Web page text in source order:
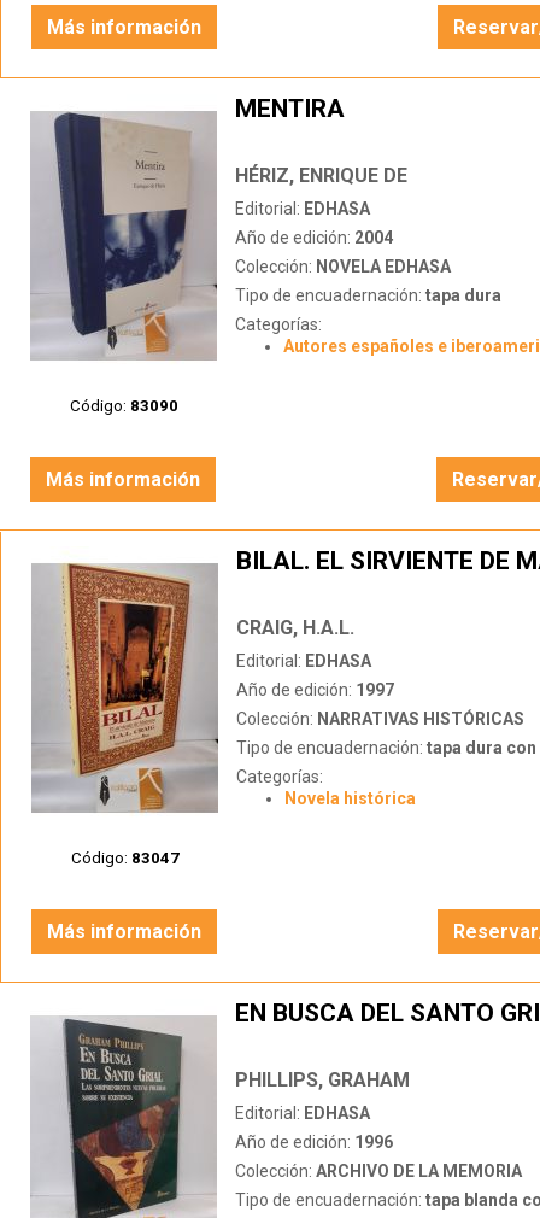
Más información
Código: 83090
MENTIRA
HÉRIZ, ENRIQUE DE
Editorial: EDHASA
Año de edición: 2004
Colección: NOVELA EDHASA
Tipo de encuadernación: tapa dura
Categorías:
Autores españoles e
Más información
Código: 83047
BILAL. EL SIRVIENTE DE
CRAIG, H.A.L.
Editorial: EDHASA
Año de edición: 1997
Colección: NARRATIVAS HISTÓRICAS
Tipo de encuadernación: tapa dura con
Categorías:
Novela histórica
Más información
EN BUSCA DEL SANTO
PHILLIPS, GRAHAM
Editorial: EDHASA
Año de edición: 1996
Colección: ARCHIVO DE LA MEMORIA
Tipo de encuadernación: tapa blanda